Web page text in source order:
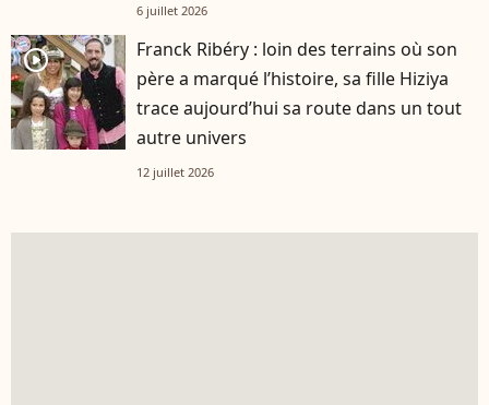
6 juillet 2026
player2
Franck Ribéry : loin des terrains où son
père a marqué l’histoire, sa fille Hiziya
trace aujourd’hui sa route dans un tout
autre univers
12 juillet 2026